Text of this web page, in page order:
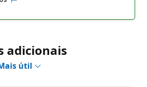
adicionais
útil